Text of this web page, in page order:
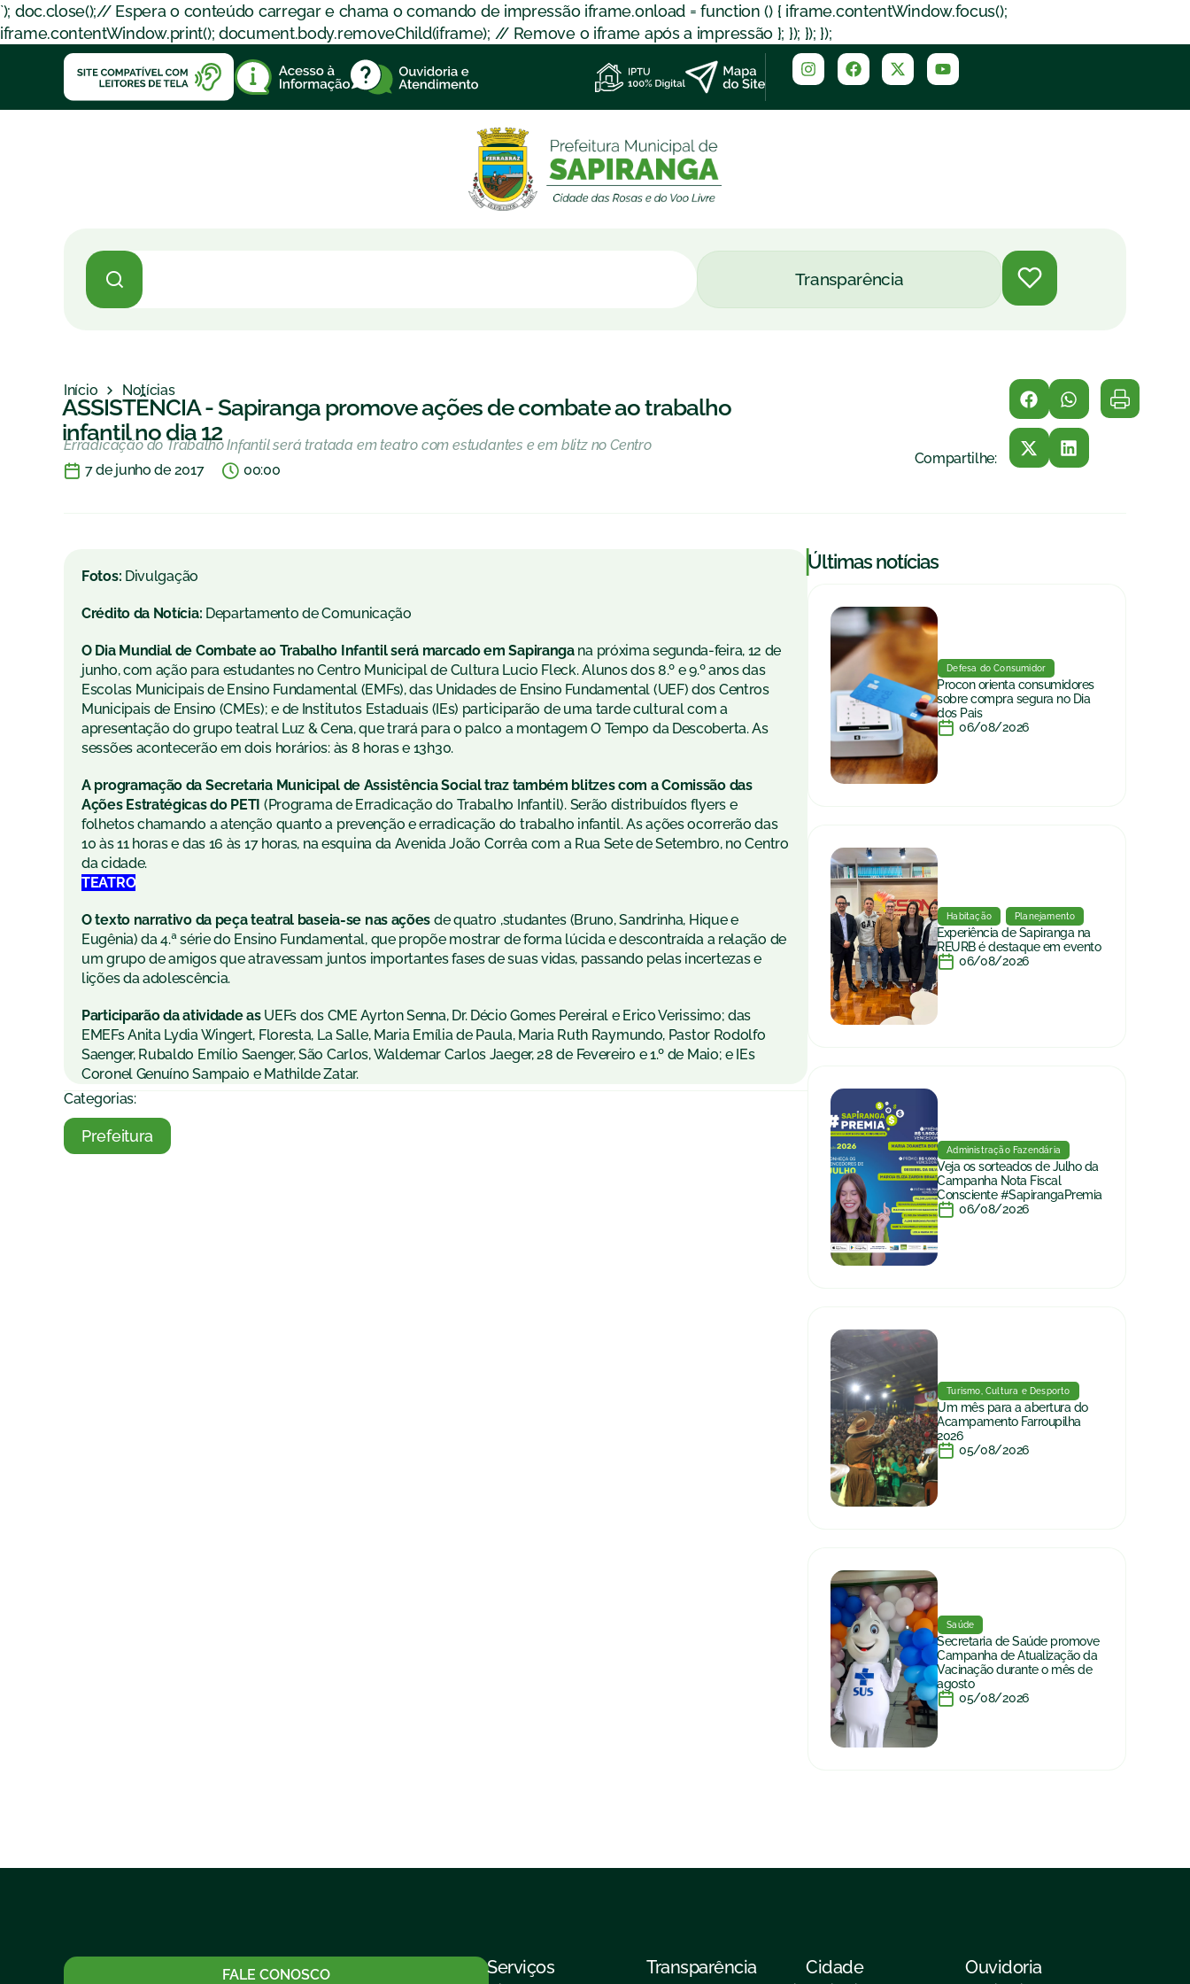
`); doc.close();// Espera o conteúdo carregar e chama o comando de impressão iframe.onload = function () { iframe.contentWindow.focus();
iframe.contentWindow.print(); document.body.removeChild(iframe); // Remove o iframe após a impressão }; }); }); });
Transparência
Início Notícias
ASSISTÊNCIA - Sapiranga promove ações de combate ao trabalho
infantil no dia 12
Erradicação do Trabalho Infantil será tratada em teatro com estudantes e em blitz no Centro
7 de junho de 2017
00:00
Compartilhe:
Fotos: Divulgação
Crédito da Notícia: Departamento de Comunicação
O Dia Mundial de Combate ao Trabalho Infantil será marcado em Sapirangana próxima segunda-feira, 12 de
junho, com ação para estudantes no Centro Municipal de Cultura Lucio Fleck. Alunos dos 8.º e 9.º anos das
Escolas Municipais de Ensino Fundamental (EMFs), das Unidades de Ensino Fundamental (UEF) dos Centros
Municipais de Ensino (CMEs); e de Institutos Estaduais (IEs) participarão de uma tarde cultural com a
apresentação do grupo teatral Luz & Cena, que trará para o palco a montagem O Tempo da Descoberta. As
sessões acontecerão em dois horários: às 8 horas e 13h30.
A programação da Secretaria Municipal de Assistência Social traz também blitzes com a Comissão das
Ações Estratégicas do PETI (Programa de Erradicação do Trabalho Infantil). Serão distribuídos flyers e
folhetos chamando a atenção quanto a prevenção e erradicação do trabalho infantil. As ações ocorrerão das
10 às 11 horas e das 16 às 17 horas, na esquina da Avenida João Corrêa com a Rua Sete de Setembro, no Centro
da cidade.
TEATRO
O texto narrativo da peça teatral baseia-se nas ações de quatro ,studantes (Bruno, Sandrinha, Hique e
Eugênia) da 4.ª série do Ensino Fundamental, que propõe mostrar de forma lúcida e descontraída a relação de
um grupo de amigos que atravessam juntos importantes fases de suas vidas, passando pelas incertezas e
lições da adolescência.
Participarão da atividade asUEFs dos CME Ayrton Senna, Dr. Décio Gomes Pereiral e Erico Verissimo; das
EMEFs Anita Lydia Wingert, Floresta, La Salle, Maria Emília de Paula, Maria Ruth Raymundo, Pastor Rodolfo
Saenger, Rubaldo Emílio Saenger, São Carlos, Waldemar Carlos Jaeger, 28 de Fevereiro e 1.º de Maio; e IEs
Coronel Genuíno Sampaio e Mathilde Zatar.
Categorias:
Prefeitura
|Últimas notícias
Defesa do Consumidor
Procon orienta consumidores
sobre compra segura no Dia
dos Pais
06/08/2026
Habitação Planejamento
Experiência de Sapiranga na
REURB é destaque em evento
06/08/2026
Administração Fazendária
Veja os sorteados de Julho da
Campanha Nota Fiscal
Consciente #SapirangaPremia
06/08/2026
Turismo, Cultura e Desporto
Um mês para a abertura do
Acampamento Farroupilha
2026
05/08/2026
Saúde
Secretaria de Saúde promove
Campanha de Atualização da
Vacinação durante o mês de
agosto
05/08/2026
FALE CONOSCO Serviços Transparência Cidade Ouvidoria